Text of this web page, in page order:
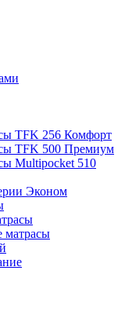
TFK 256 Комфорт
TFK 500 Премиум
Multipocket 510
Эконом
матрасы